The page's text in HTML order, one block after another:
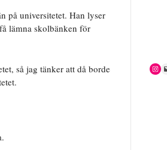
på universitetet. Han lyser
lämna skolbänken för
så jag tänker att då borde